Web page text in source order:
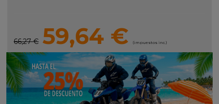
66,27 € 59,64 € (impuestos inc.)